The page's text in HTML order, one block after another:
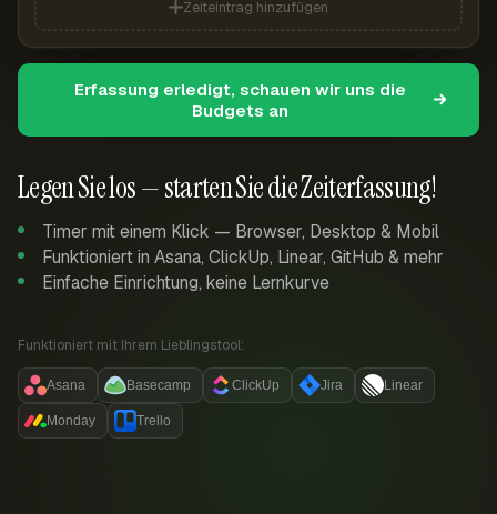
Legen Sie los — starten Sie die Zeiterfassung!
Timer mit einem Klick — Browser, Desktop & Mobil
Funktioniert in Asana, ClickUp, Linear, GitHub & mehr
Einfache Einrichtung, keine Lernkurve
Funktioniert mit Ihrem Lieblingstool:
Asana Basecamp ClickUp Jira Linear
Monday Trello
Zeiteintrag hinzufügen
Erfassung erledigt, schauen wir uns die
Budgets an